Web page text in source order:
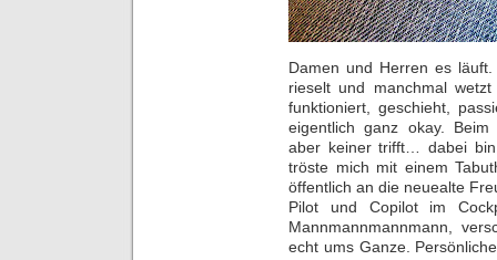
Damen und Herren es
rieselt und manchmal
funktioniert, geschieht,
eigentlich ganz okay. Beim
aber keiner trifft… dabei
tröste mich mit einem
öffentlich an die neuealte
Pilot und Copilot im
Mannmannmannmann,
echt ums Ganze.